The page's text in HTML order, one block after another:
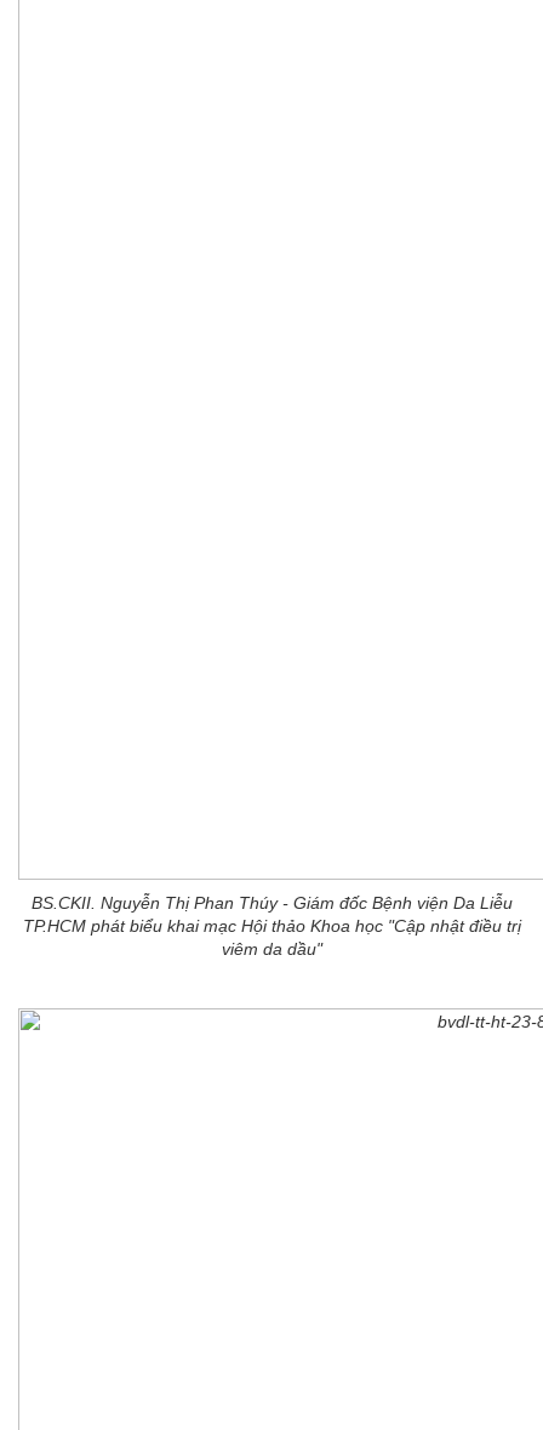
BS.CKII. Nguyễn Thị Phan Thúy - Giám đốc Bệnh viện Da Liễu
TP.HCM phát biểu khai mạc Hội thảo Khoa học "Cập nhật điều trị
viêm da dầu"